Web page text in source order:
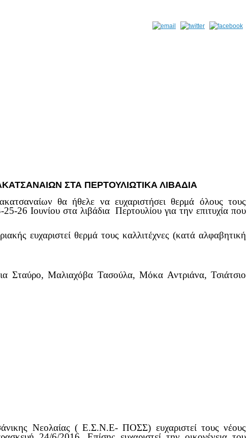
ΣΤΑ ΠΕΡΤΟΥΛΙΩΤΙΚΑ ΛΙΒΑΔΙΑ
θα ήθελε να ευχαριστήσει θερμά όλους τους
26 Ιουνίου στα λιβάδια Περτουλίου για την επιτυχία που
ευχαριστεί θερμά τους καλλιτέχνες (κατά αλφαβητική
Σταύρο, Μαλιαχόβα Τασούλα, Μόκα Αντριάνα, Τσιάτσιο
Νεολαίας ( Ε.Σ.Ν.Ε- ΠΟΣΣ) ευχαριστεί τους νέους